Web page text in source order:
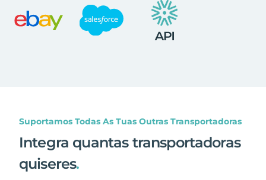
Suportamos Todas As Tuas Outras Transportadoras
Integra quantas transportadoras
quiseres.